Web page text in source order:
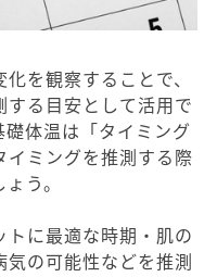
を観察することで、
る目安として活用で
体温は「タイミング
ミングを推測する際
う。
に最適な時期・肌の
の可能性などを推測